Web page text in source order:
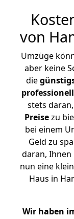
von
Umzüge
aber keine
die
stets
Preisezu
bei einem
Geld zu
daran, Ihnen
nun eine
Haus in
Wir haben